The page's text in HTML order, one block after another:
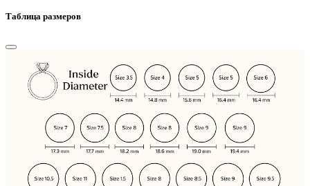
Таблица размеров